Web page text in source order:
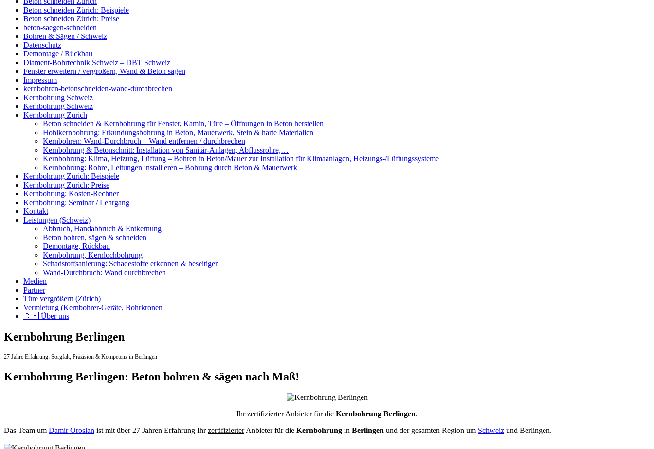
Beton schneiden Zürich: Beispiele
Beton schneiden Zürich: Preise
beton-saegen-schneiden
Bohren & Sägen / Schweiz
Datenschutz
Demontage / Rückbau
Diament-Bohrtechnik Schweiz – DBT Schweiz
Fenster erweitern / vergrößern, Wand & Beton sägen
Impressum
kernbohren-betonschneiden-wand-durchbrechen
Kernbohrung Schweiz
Kernbohrung Schweiz
Kernbohrung Zürich
Beton schneiden & Kernbohrung für Fenster, Kamin, Türe – Öffnungen in Beton herstellen
Hohlkernbohrung: Erkundungsbohrung in Beton, Mauerwerk, Stein & harte Materialien
Kernbohren: Wand-Durchbruch – Wand entfernen / durchbrechen
Kernbohrung & Betonschnitt: Installation von Sanitär-Anlagen, Abflussrohre,…
Kernbohrung: Klima, Heizung, Lüftung – Bohren in Beton/Mauer zur Installation für Klimaanlagen, Heizungs-/Lüftungssysteme
Kernbohrung: Rohre, Leitungen installieren – Bohrung durch Beton & Mauerwerk
Kernbohrung Zürich: Beispiele
Kernbohrung Zürich: Preise
Kernbohrung: Kosten-Rechner
Kernbohrung: Seminar / Lehrgang
Kontakt
Leistungen (Schweiz)
Abbruch, Handabbruch & Entkernung
Beton bohren, sägen & schneiden
Demontage, Rückbau
Kernbohrung, Kernlochbohrung
Schadstoffsanierung: Schadestoffe erkennen & beseitigen
Wand-Durchbruch: Wand durchbrechen
Medien
Partner
Türe vergrößern (Zürich)
Vermietung (Kernbohrer-Geräte, Bohrkronen
🇨🇭 Über uns
Kernbohrung Berlingen
27 Jahre Erfahrung: Sorgfalt, Präzision & Kompetenz in Berlingen
Kernbohrung Berlingen: Beton bohren & sägen nach Maß!
Ihr zertifizierter Anbieter für die Kernbohrung Berlingen.
Das Team um Damir Oroslan ist mit über 27 Jahren Erfahrung IhrzertifizierterAnbieter für die Kernbohrung in Berlingen und der gesamten Region um Schweiz und Berlingen.